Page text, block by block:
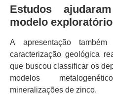
Estudos
modelo exploratório
A apresentação
caracterização geológica
que buscou classificar os
modelos
mineralizações de zinco.